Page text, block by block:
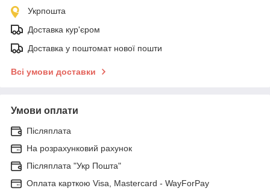
Укрпошта
Доставка кур'єром
Доставка у поштомат нової пошти
Всі умови доставки
Умови оплати
Післяплата
На розрахунковий рахунок
Післяплата "Укр Пошта"
Оплата карткою Visa, Mastercard - WayForPay